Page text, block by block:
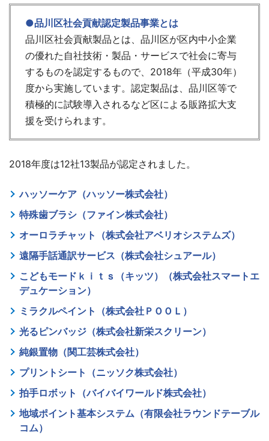
●品川区社会貢献認定製品事業とは
品川区社会貢献製品とは、品川区が区内中小企業
の優れた自社技術・製品・サービスで社会に寄与
するものを認定するもので、2018年（平成30年）
度から実施しています。認定製品は、品川区等で
積極的に試験導入されるなど区による販路拡大支
援を受けられます。
2018年度は12社13製品が認定されました。
ハッソーケア（ハッソー株式会社）
特殊歯ブラシ（ファイン株式会社）
オーロラチャット（株式会社アベリオシステムズ）
遠隔手話通訳サービス（株式会社シュアール）
こどもモードｋｉｔｓ（キッツ）（株式会社スマートエ
デュケーション）
ミラクルペイント（株式会社ＰＯＯＬ）
光るピンバッジ（株式会社新栄スクリーン）
純銀置物（関工芸株式会社）
プリントシート（ニッソク株式会社）
拍手ロボット（バイバイワールド株式会社）
地域ポイント基本システム（有限会社ラウンドテーブル
コム）